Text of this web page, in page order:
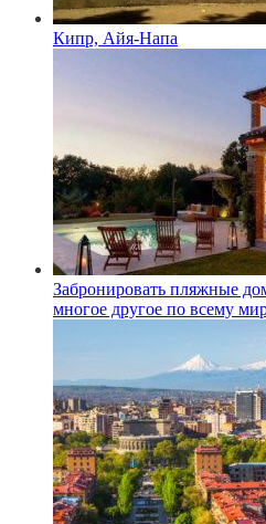
Кипр, Айя-Напа
Забронировать пляжные
многое другое по всему